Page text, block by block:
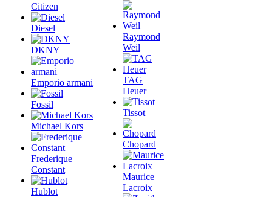
Citizen
Diesel
DKNY
Emporio armani
Fossil
Michael Kors
Frederique
Constant
Hublot
Raymond
Weil
TAG
Heuer
Tissot
Chopard
Maurice
Lacroix